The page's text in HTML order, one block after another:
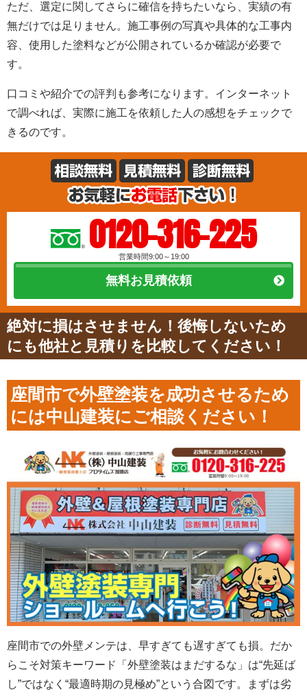
ただ、選定に関してさらに確信を持ちたいなら、実績の有
無だけでは足りません。施工事例の写真や具体的な工事内
容、使用した塗料などが公開されているか確認が必要で
す。
口コミや紹介での評判も参考になります。インターネット
で調べれば、実際に施工を依頼した人の感想をチェックで
きるのです。
0120-316-225
営業時間9:00～19:00
無料お見積依頼
絶対に損はさせません！後悔しないため
にも他社と見積りを比較してください！
座間市で外壁塗装を成功させるため
には中山建装にご相談ください！
座間市での外壁メンテは、早すぎても遅すぎても損。だか
らこそ対策キーワード「外壁塗装はまだするな」は“先延ば
し”ではなく“最適時期の見極め”という合図です。まずは劣